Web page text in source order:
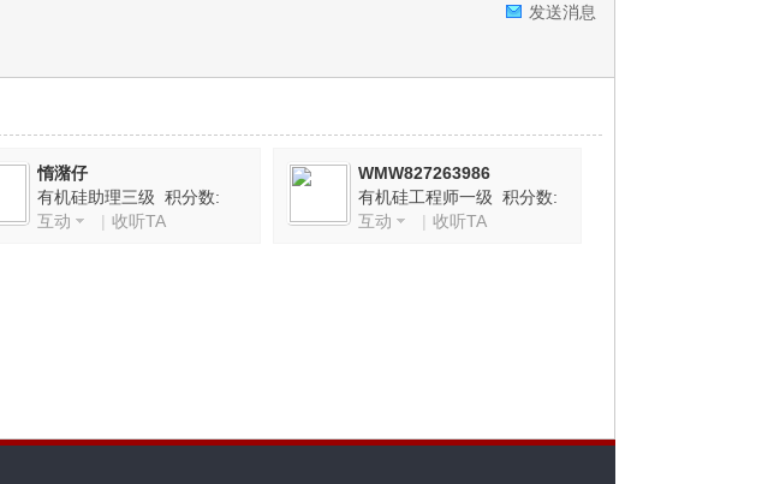
发送消息
惰潴仔
有机硅助理三级 积分数:
3948
互动 | 收听TA
WMW827263986
有机硅工程师一级 积分数:
7915
互动 | 收听TA